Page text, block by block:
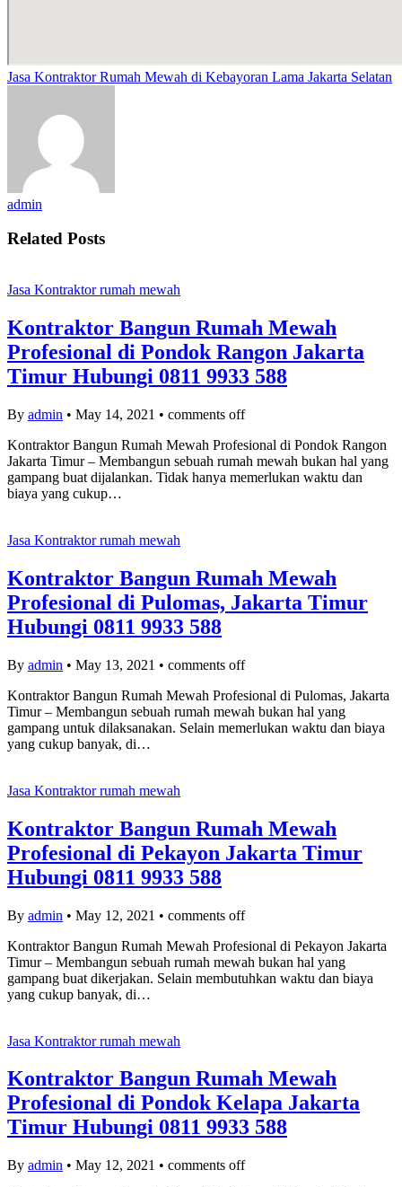
Jasa Kontraktor Rumah Mewah di Kebayoran Lama Jakarta Selatan
admin
Related Posts
Jasa Kontraktor rumah mewah
Kontraktor Bangun Rumah Mewah
Profesional di Pondok Rangon Jakarta
Timur Hubungi 0811 9933 588
By admin • May 14, 2021 • comments off
Kontraktor Bangun Rumah Mewah Profesional di Pondok Rangon
Jakarta Timur – Membangun sebuah rumah mewah bukan hal yang
gampang buat dijalankan. Tidak hanya memerlukan waktu dan
biaya yang cukup…
Jasa Kontraktor rumah mewah
Kontraktor Bangun Rumah Mewah
Profesional di Pulomas, Jakarta Timur
Hubungi 0811 9933 588
By admin • May 13, 2021 • comments off
Kontraktor Bangun Rumah Mewah Profesional di Pulomas, Jakarta
Timur – Membangun sebuah rumah mewah bukan hal yang
gampang untuk dilaksanakan. Selain memerlukan waktu dan biaya
yang cukup banyak, di…
Jasa Kontraktor rumah mewah
Kontraktor Bangun Rumah Mewah
Profesional di Pekayon Jakarta Timur
Hubungi 0811 9933 588
By admin • May 12, 2021 • comments off
Kontraktor Bangun Rumah Mewah Profesional di Pekayon Jakarta
Timur – Membangun sebuah rumah mewah bukan hal yang
gampang buat dikerjakan. Selain membutuhkan waktu dan biaya
yang cukup banyak, di…
Jasa Kontraktor rumah mewah
Kontraktor Bangun Rumah Mewah
Profesional di Pondok Kelapa Jakarta
Timur Hubungi 0811 9933 588
By admin • May 12, 2021 • comments off